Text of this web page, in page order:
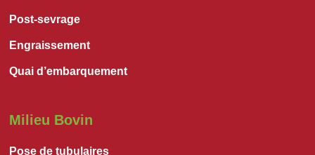
Post-sevrage
Engraissement
Quai d’embarquement
Milieu Bovin
Pose de tubulaires